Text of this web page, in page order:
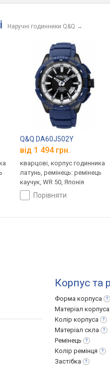
Наручні годинники Q&Q →
Q&Q DA60J502Y
від 1 494 грн.
кварцові, корпус годинника
латунь, ремінець: ремінець
каучук, WR 50, Японія
порівняти
Корпус та
Форма корпуса
Матеріал корпуса
Колір корпуса
Матеріал скла
Ремінець
Колір ремінця
Застібка